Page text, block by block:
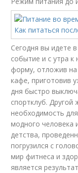
Сегодня вы идете
событие и с утра
форму, отложив на
кафе, приготовив
дня быстро
спортклуб. Другой
необходимость
модного человека
детства,
погрузился с
мир фитнеса и
является